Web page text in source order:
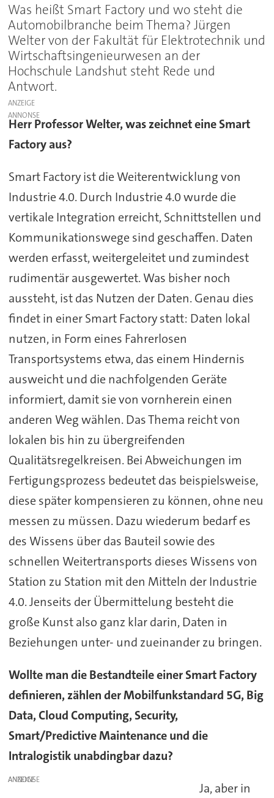
Was heißt Smart Factory und wo steht die
Automobilbranche beim Thema? Jürgen
Welter von der Fakultät für Elektrotechnik und
Wirtschaftsingenieurwesen an der
Hochschule Landshut steht Rede und
Antwort.
ANZEIGE
Herr Professor Welter, was zeichnet eine Smart
Factory aus?
Smart Factory ist die Weiterentwicklung von
Industrie 4.0. Durch Industrie 4.0 wurde die
vertikale Integration erreicht, Schnittstellen und
Kommunikationswege sind geschaffen. Daten
werden erfasst, weitergeleitet und zumindest
rudimentär ausgewertet. Was bisher noch
aussteht, ist das Nutzen der Daten. Genau dies
findet in einer Smart Factory statt: Daten lokal
nutzen, in Form eines Fahrerlosen
Transportsystems etwa, das einem Hindernis
ausweicht und die nachfolgenden Geräte
informiert, damit sie von vornherein einen
anderen Weg wählen. Das Thema reicht von
lokalen bis hin zu übergreifenden
Qualitätsregelkreisen. Bei Abweichungen im
Fertigungsprozess bedeutet das beispielsweise,
diese später kompensieren zu können, ohne neu
messen zu müssen. Dazu wiederum bedarf es
des Wissens über das Bauteil sowie des
schnellen Weitertransports dieses Wissens von
Station zu Station mit den Mitteln der Industrie
4.0. Jenseits der Übermittelung besteht die
große Kunst also ganz klar darin, Daten in
Beziehungen unter- und zueinander zu bringen.
Wollte man die Bestandteile einer Smart Factory
definieren, zählen der Mobilfunkstandard 5G, Big
Data, Cloud Computing, Security,
Smart/Predictive Maintenance und die
Intralogistik unabdingbar dazu?
ANZEIGE
Ja, aber in